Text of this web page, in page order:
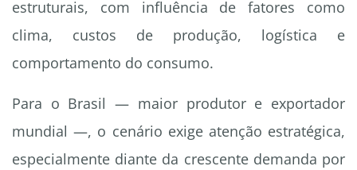
estruturais, com influência de fatores como
clima, custos de produção, logística e
comportamento do consumo.
Para o Brasil — maior produtor e exportador
mundial —, o cenário exige atenção estratégica,
especialmente diante da crescente demanda por